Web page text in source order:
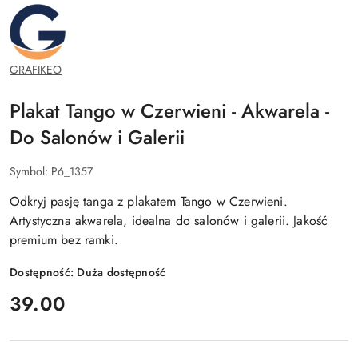
GRAFIKEO.PL
GRAFIKEO
Plakat Tango w Czerwieni - Akwarela -
Do Salonów i Galerii
Symbol: P6_1357
Odkryj pasję tanga z plakatem Tango w Czerwieni.
Artystyczna akwarela, idealna do salonów i galerii. Jakość
premium bez ramki.
Dostępność: Duża dostępność
cena:
39.00